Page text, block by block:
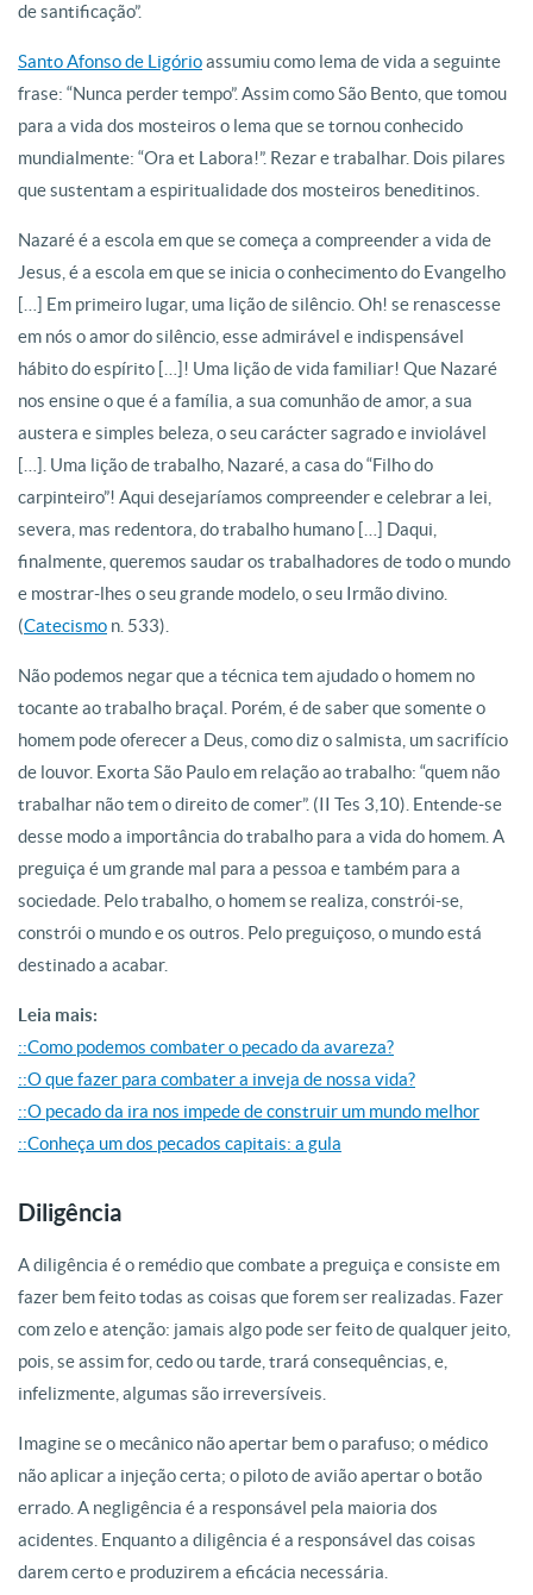
de santificação”.
Santo Afonso de Ligórioassumiu como lema de vida a seguinte
frase: “Nunca perder tempo”. Assim como São Bento, que tomou
para a vida dos mosteiros o lema que se tornou conhecido
mundialmente: “Ora et Labora!”. Rezar e trabalhar. Dois pilares
que sustentam a espiritualidade dos mosteiros beneditinos.
Nazaré é a escola em que se começa a compreender a vida de
Jesus, é a escola em que se inicia o conhecimento do Evangelho
[…] Em primeiro lugar, uma lição de silêncio. Oh! se renascesse
em nós o amor do silêncio, esse admirável e indispensável
hábito do espírito […]! Uma lição de vida familiar! Que Nazaré
nos ensine o que é a família, a sua comunhão de amor, a sua
austera e simples beleza, o seu carácter sagrado e inviolável
[…]. Uma lição de trabalho, Nazaré, a casa do “Filho do
carpinteiro”! Aqui desejaríamos compreender e celebrar a lei,
severa, mas redentora, do trabalho humano […] Daqui,
finalmente, queremos saudar os trabalhadores de todo o mundo
e mostrar-lhes o seu grande modelo, o seu Irmão divino.
(Catecismo n. 533).
Não podemos negar que a técnica tem ajudado o homem no
tocante ao trabalho braçal. Porém, é de saber que somente o
homem pode oferecer a Deus, como diz o salmista, um sacrifício
de louvor. Exorta São Paulo em relação ao trabalho: “quem não
trabalhar não tem o direito de comer”. (II Tes 3,10). Entende-se
desse modo a importância do trabalho para a vida do homem. A
preguiça é um grande mal para a pessoa e também para a
sociedade. Pelo trabalho, o homem se realiza, constrói-se,
constrói o mundo e os outros. Pelo preguiçoso, o mundo está
destinado a acabar.
Leia mais:
::Como podemos combater o pecado da avareza?
::O que fazer para combater a inveja de nossa vida?
::O pecado da ira nos impede de construir um mundo melhor
::Conheça um dos pecados capitais: a gula
Diligência
A diligência é o remédio que combate a preguiça e consiste em
fazer bem feito todas as coisas que forem ser realizadas. Fazer
com zelo e atenção: jamais algo pode ser feito de qualquer jeito,
pois, se assim for, cedo ou tarde, trará consequências, e,
infelizmente, algumas são irreversíveis.
Imagine se o mecânico não apertar bem o parafuso; o médico
não aplicar a injeção certa; o piloto de avião apertar o botão
errado. A negligência é a responsável pela maioria dos
acidentes. Enquanto a diligência é a responsável das coisas
darem certo e produzirem a eficácia necessária.